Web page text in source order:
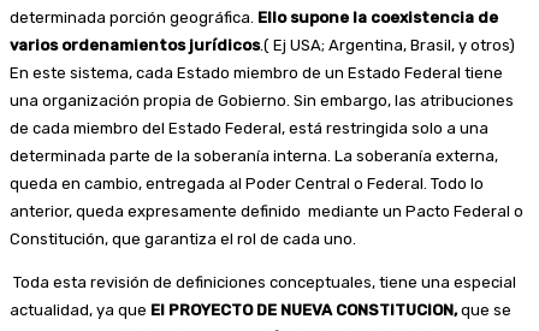
determinada porción geográfica. Ello supone la coexistencia de
varios ordenamientos jurídicos.( Ej USA; Argentina, Brasil, y otros)
En este sistema, cada Estado miembro de un Estado Federal tiene
una organización propia de Gobierno. Sin embargo, las atribuciones
de cada miembro del Estado Federal, está restringida solo a una
determinada parte de la soberanía interna. La soberanía externa,
queda en cambio, entregada al Poder Central o Federal. Todo lo
anterior, queda expresamente definido mediante un Pacto Federal o
Constitución, que garantiza el rol de cada uno.
Toda esta revisión de definiciones conceptuales, tiene una especial
actualidad, ya que El PROYECTO DE NUEVA CONSTITUCION,que se